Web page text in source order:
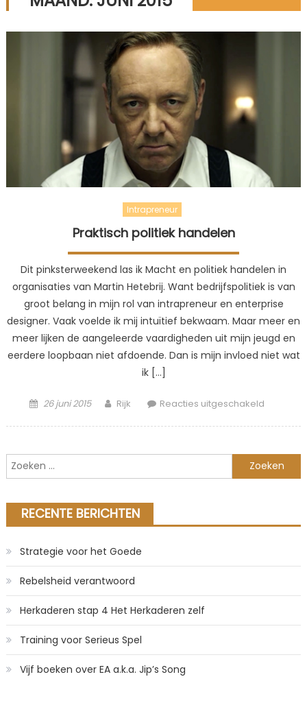
Intrapreneur
Praktisch politiek handelen
Dit pinksterweekend las ik Macht en politiek handelen in
organisaties van Martin Hetebrij. Want bedrijfspolitiek is van
groot belang in mijn rol van intrapreneur en enterprise
designer. Vaak voelde ik mij intuïtief bekwaam. Maar meer en
meer lijken de aangeleerde vaardigheden uit mijn jeugd en
eerdere loopbaan niet afdoende. Dan is mijn invloed niet wat
ik […]
Posted
26 juni 2015 Author
Rijk Reacties uitgeschakeldvoor
Zoeken
naar:
RECENTE BERICHTEN
Strategie voor het Goede
Rebelsheid verantwoord
Herkaderen stap 4 Het Herkaderen zelf
Training voor Serieus Spel
Vijf boeken over EA a.k.a. Jip’s Song